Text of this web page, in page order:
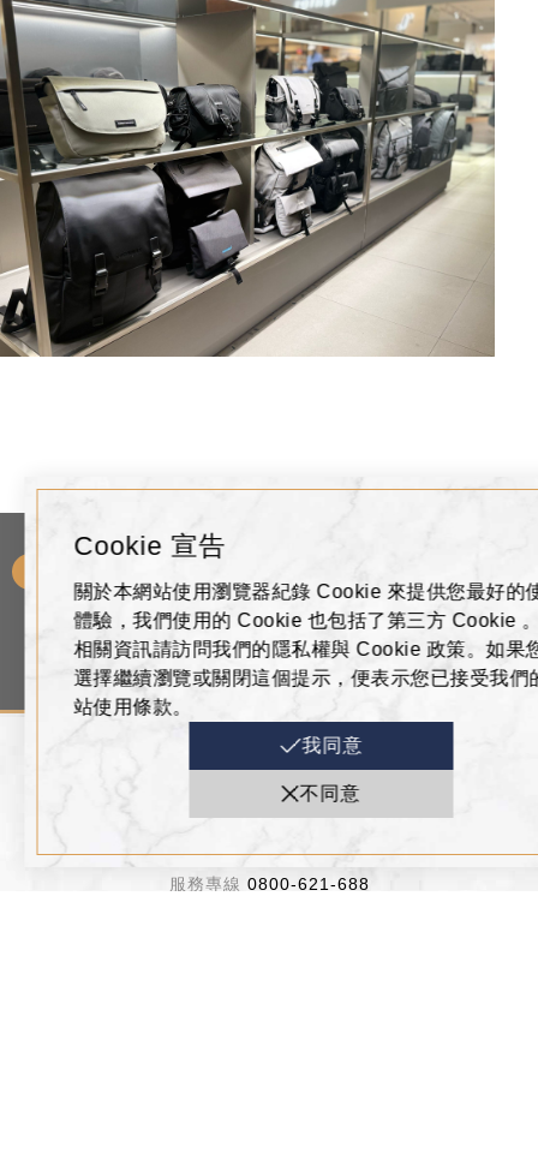
Cookie 宣告
關於本網站使用瀏覽器紀錄 Cookie 來提供您最好的
體驗，我們使用的 Cookie 也包括了第三方 Cookie
相關資訊請訪問我們的隱私權與 Cookie 政策。如果
選擇繼續瀏覽或關閉這個提示，便表示您已接受我們
站使用條款。
我同意
不同意
Need Any Help?
您需要什麼幫助呢?
退稅服務
Tax Refund
禮券專區
Gift Voucher
加入會員
Membership
ADDRESS
高雄市左營區博愛二路777號
07-555-9688
0800-621-688